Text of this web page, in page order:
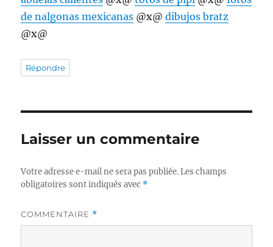
de nalgonas mexicanas @x@dibujos bratz
@x@
Répondre
Laisser un commentaire
Votre adresse e-mail ne sera pas publiée. Les champs
obligatoires sont indiqués avec *
COMMENTAIRE *